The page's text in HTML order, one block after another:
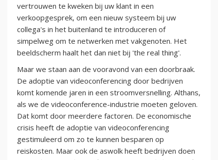
vertrouwen te kweken bij uw klant in een
verkoopgesprek, om een nieuw systeem bij uw
collega's in het buitenland te introduceren of
simpelweg om te netwerken met vakgenoten. Het
beeldscherm haalt het dan niet bij 'the real thing'.
Maar we staan aan de vooravond van een doorbraak.
De adoptie van videoconferencing door bedrijven
komt komende jaren in een stroomversnelling. Althans,
als we de videoconference-industrie moeten geloven.
Dat komt door meerdere factoren. De economische
crisis heeft de adoptie van videoconferencing
gestimuleerd om zo te kunnen besparen op
reiskosten. Maar ook de aswolk heeft bedrijven doen